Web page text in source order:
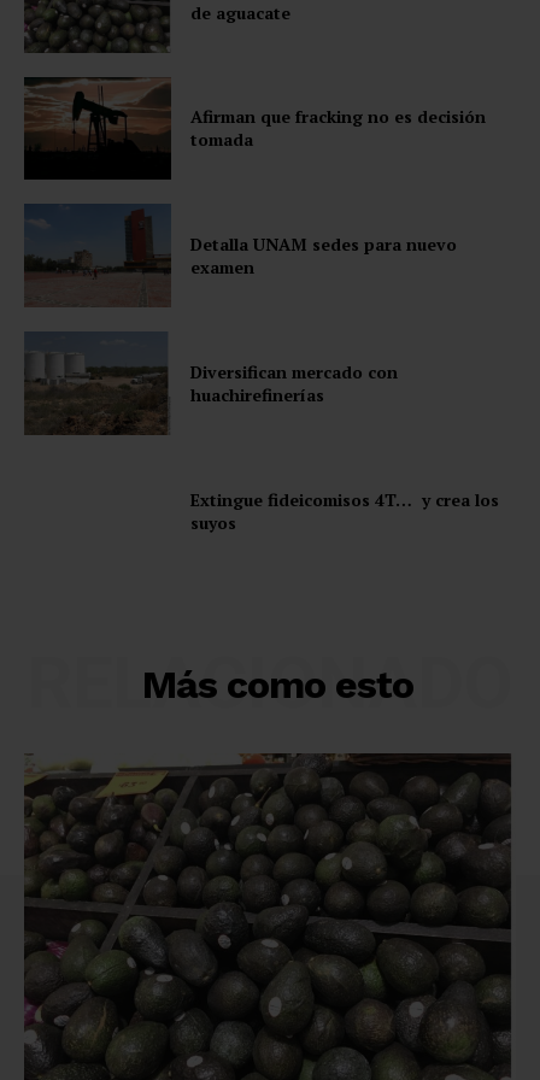
de aguacate
Afirman que fracking no es decisión
tomada
Detalla UNAM sedes para nuevo
examen
Diversifican mercado con
huachirefinerías
Extingue fideicomisos 4T… y crea los
suyos
Más como esto
RELACIONADO